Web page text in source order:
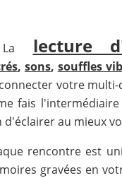
lecture
, sons, souffles
votre
fais
d'éclairer au mieux
rencontre est
gravées en